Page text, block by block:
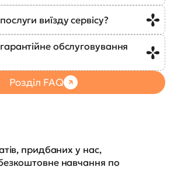
виїзду сервісу?
обслуговування
Розділ FAQ
придбаних у нас,
навчання по